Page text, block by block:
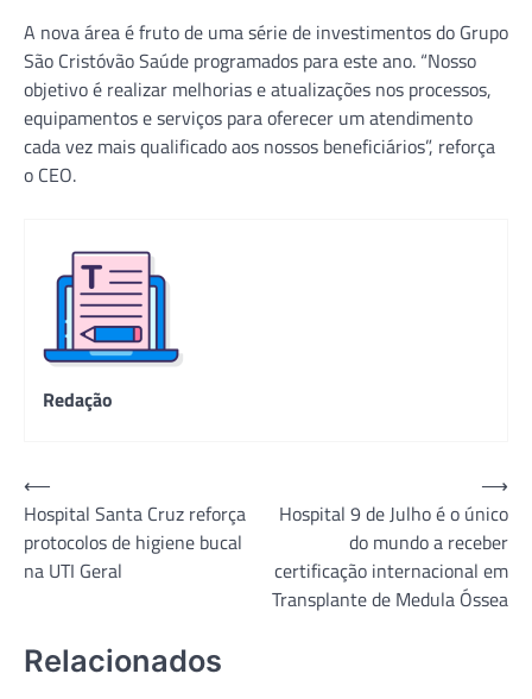
A nova área é fruto de uma série de investimentos do Grupo
São Cristóvão Saúde programados para este ano. “Nosso
objetivo é realizar melhorias e atualizações nos processos,
equipamentos e serviços para oferecer um atendimento
cada vez mais qualificado aos nossos beneficiários”, reforça
o CEO.
Redação
Navegação
de
Post
⟵
Hospital Santa Cruz reforça
protocolos de higiene bucal
na UTI Geral
Hospital 9 de Julho é o único
do mundo a receber
certificação internacional em
Transplante de Medula Óssea
⟶
Relacionados